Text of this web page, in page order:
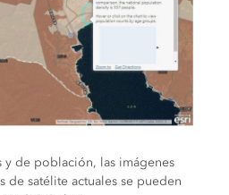
y de población, las imágenes
de satélite actuales se pueden